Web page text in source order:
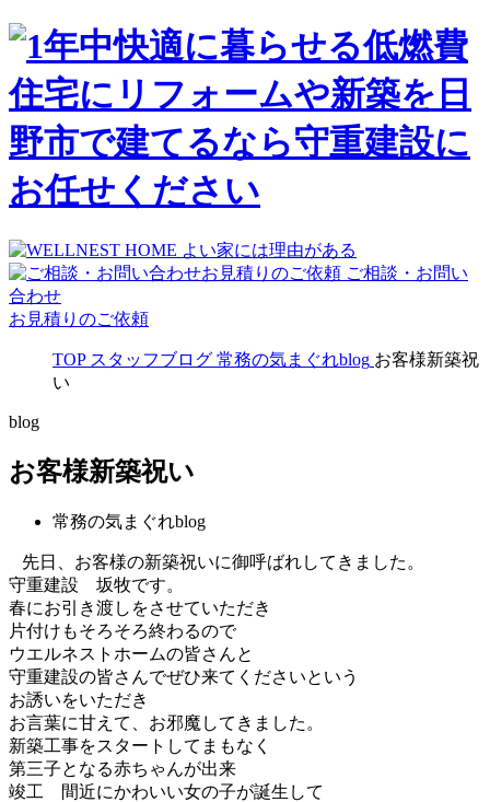
ご相談・お問い
合わせ
お見積りのご依頼
TOP スタッフブログ 常務の気まぐれblog お客様新築祝
い
blog
お客様新築祝い
常務の気まぐれblog
先日、お客様の新築祝いに御呼ばれしてきました。
守重建設 坂牧です。
春にお引き渡しをさせていただき
片付けもそろそろ終わるので
ウエルネストホームの皆さんと
守重建設の皆さんでぜひ来てくださいという
お誘いをいただき
お言葉に甘えて、お邪魔してきました。
新築工事をスタートしてまもなく
第三子となる赤ちゃんが出来
竣工 間近にかわいい女の子が誕生して